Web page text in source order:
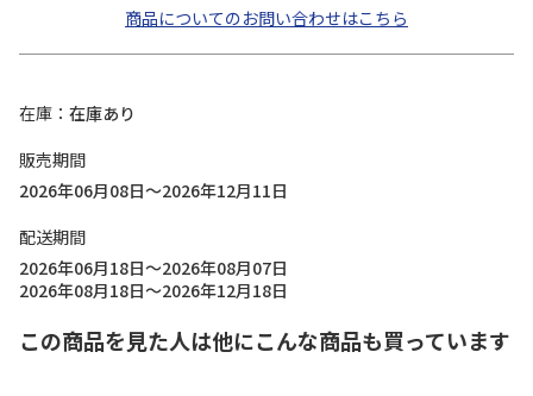
商品についてのお問い合わせはこちら
在庫
在庫あり
販売期間
2026年06月08日～2026年12月11日
配送期間
2026年06月18日～2026年08月07日
2026年08月18日～2026年12月18日
この商品を見た人は他にこんな商品も買っています